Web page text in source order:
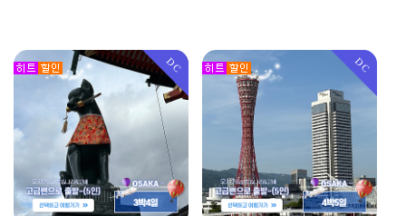
우메다공중정원,도톤보리,
덴포산,오사카주유패스,
오사카e패스,오사카첫날일정,
오사카가이드투어,
코스입니다.
DC DC